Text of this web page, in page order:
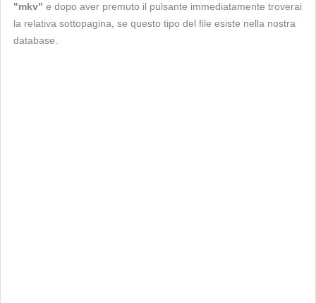
"mkv" e dopo aver premuto il pulsante immediatamente troverai
la relativa sottopagina, se questo tipo del file esiste nella nostra
database.